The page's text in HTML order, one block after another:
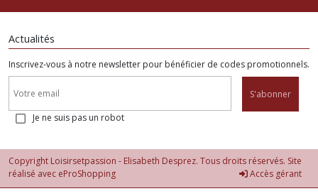
Actualités
Inscrivez-vous à notre newsletter pour bénéficier de codes promotionnels.
S'abonner
Je ne suis pas un robot
Copyright Loisirsetpassion - Elisabeth Desprez. Tous droits réservés. Site
réalisé avec eProShopping Accès gérant